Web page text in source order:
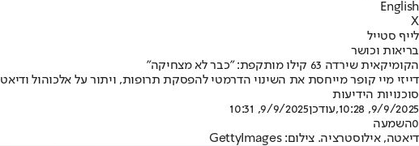
English
X
לייף סטייל
בריאות וכושר
הקומיקאית שירדה 63 קילו מותקפת: "כבר לא מצחיקה"
דייזי מיי קופר מייחסת את השינוי הדרמטי להפסקת תרופות, ויתור על אלכוהול
סוכנויות הידיעות
9/9/2025, 10:28
,עודכן9/9/2025, 10:31
0השמעה
דיאטה, אילוסטרציה. צילום: GettyImages